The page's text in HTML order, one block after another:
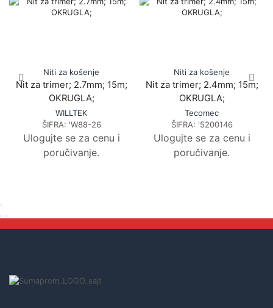
Niti za košenje
Nit za trimer; 2.7mm; 15m;
OKRUGLA;
WILLTEK
ŠIFRA: 'W88-26
Ulogujte se za cenu i
poručivanje.
Niti za košenje
Nit za trimer; 2.4mm; 15m;
OKRUGLA;
Tecomec
ŠIFRA: '5200146
Ulogujte se za cenu i
poručivanje.